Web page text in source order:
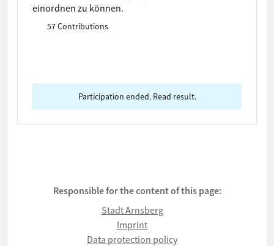
einordnen zu können.
57 Contributions
Participation ended. Read result.
Responsible for the content of this page:
Stadt Arnsberg
Imprint
Data protection policy